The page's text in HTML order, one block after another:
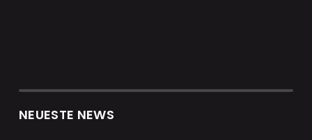
NEUESTE NEWS